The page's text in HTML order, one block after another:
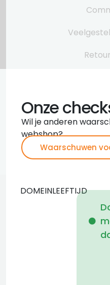
Onze
Wil je anderen
webshop?
Waarschuwen
DOMEINLEEFTIJD